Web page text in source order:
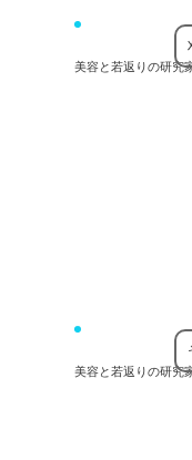
美容と若返りの研究
美容と若返りの研究